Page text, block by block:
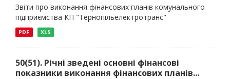
Звіти про виконання фінансових планів комунального
підприємства КП "Тернопільелектротранс"
PDF XLS
50(51). Річні зведені основні фінансові
показники виконання фінансових планів...